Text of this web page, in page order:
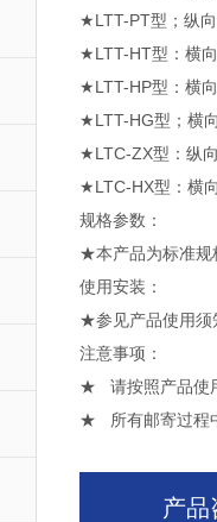
★LTT-PT型；纵
★LTT-HT型：横
★LTT-HP型：横
★LTT-HG型；横
★LTC-ZX型：纵
★LTC-HX型：横
规格参
★本产品为标准规
使用
★参见产品使用须
注意
★ 请按照产品使
★ 所有邮寄过程
产品